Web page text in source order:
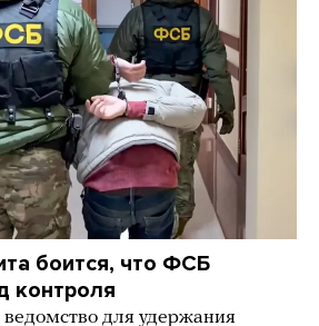
боится, что ФСБ
контроля
ведомство для удержания